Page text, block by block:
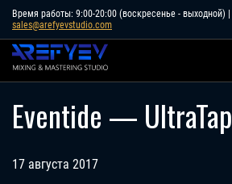
Skip
content
Время работы: 9:00-20:00 (воскресенье - выходной) |
sales@arefyevstudio.com
Eventide — UltraTap
17 августа 2017